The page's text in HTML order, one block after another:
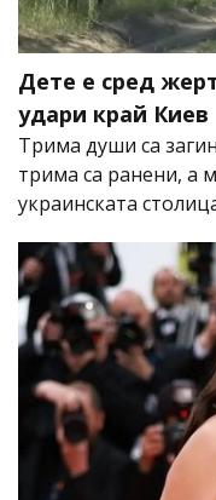
Дете е сред
удари край Киев
Трима души са
трима са ранени, а
украинската